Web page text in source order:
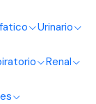
Urinario
Renal